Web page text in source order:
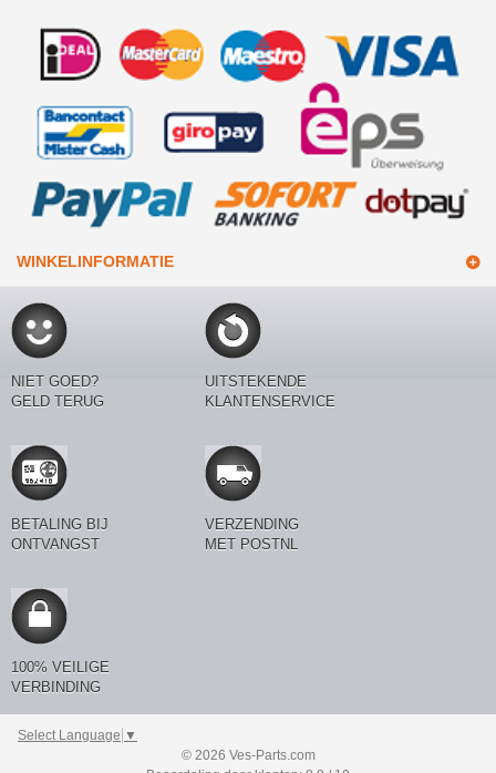
WINKELINFORMATIE
NIET GOED?
GELD TERUG
UITSTEKENDE
KLANTENSERVICE
BETALING BIJ
ONTVANGST
VERZENDING
MET POSTNL
100% VEILIGE
VERBINDING
Select Language ▼
© 2026 Ves-Parts.com